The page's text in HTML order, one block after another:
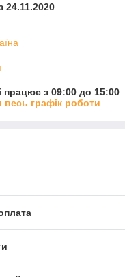
24.11.2020
працює з 09:00 до 15:00
весь графік роботи